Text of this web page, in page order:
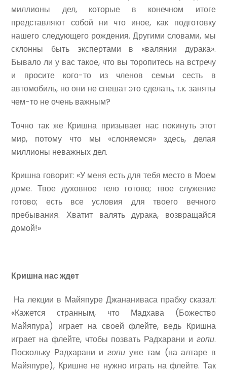
миллионы дел, которые в конечном итоге
представляют собой ни что иное, как подготовку
нашего следующего рождения. Другими словами, мы
склонны быть экспертами в «валянии дурака».
Бывало ли у вас такое, что вы торопитесь на встречу
и просите кого-то из членов семьи сесть в
автомобиль, но они не спешат это сделать, т.к. заняты
чем-то не очень важным?
Точно так же Кришна призывает нас покинуть этот
мир, потому что мы «слоняемся» здесь, делая
миллионы неважных дел.
Кришна говорит: «У меня есть для тебя место в Моем
доме. Твое духовное тело готово; твое служение
готово; есть все условия для твоего вечного
пребывания. Хватит валять дурака, возвращайся
домой!»
Кришна нас ждет
На лекции в Майяпуре Джананиваса прабху сказал:
«Кажется странным, что Мадхава (Божество
Майяпура) играет на своей флейте, ведь Кришна
играет на флейте, чтобы позвать Радхарани и гопи.
Поскольку Радхарани и гопиуже там (на алтаре в
Майяпуре), Кришне не нужно играть на флейте. Так